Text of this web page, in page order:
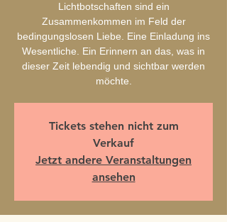
Lichtbotschaften sind ein
Zusammenkommen im Feld der
bedingungslosen Liebe. Eine Einladung ins
Wesentliche. Ein Erinnern an das, was in
dieser Zeit lebendig und sichtbar werden
möchte.
Tickets stehen nicht zum
Verkauf
Jetzt andere Veranstaltungen
ansehen